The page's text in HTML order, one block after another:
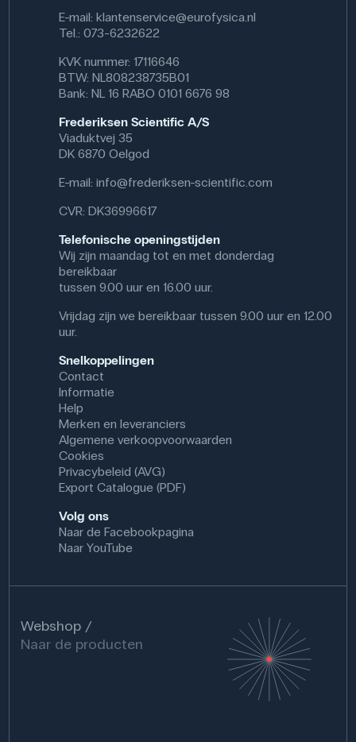
E-mail:klantenservice@eurofysica.nl
Tel.: 073-6232622
KVK nummer: 17116646
BTW: NL808238735B01
Bank: NL 16 RABO 0101 6676 98
Frederiksen Scientific A/S
Viaduktvej 35
DK 6870 Oelgod
E-mail:info@frederiksen-scientific.com
CVR: DK36996617
Telefonische openingstijden
Wij zijn maandag tot en met donderdag
bereikbaar
tussen 9.00 uur en 16.00 uur.
Vrijdag zijn we bereikbaar tussen 9.00 uur en 12.00
uur.
Snelkoppelingen
Contact
Informatie
Help
Merken en leveranciers
Algemene verkoopvoorwaarden
Cookies
Privacybeleid (AVG)
Export Catalogue (PDF)
Volg ons
Naar de Facebookpagina
Naar YouTube
Webshop
Naar de producten